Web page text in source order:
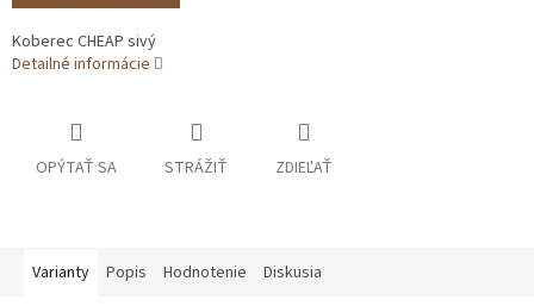
Koberec CHEAP sivý
Detailné informácie
OPÝTAŤ SA STRÁŽIŤ ZDIEĽAŤ
Varianty Popis Hodnotenie Diskusia